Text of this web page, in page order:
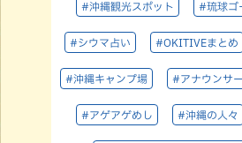
#沖縄観光スポット #琉球ゴ
#シウマ占い #OKITIVEまとめ
#沖縄キャンプ場 #アナウンサ
#アゲアゲめし #沖縄の人々